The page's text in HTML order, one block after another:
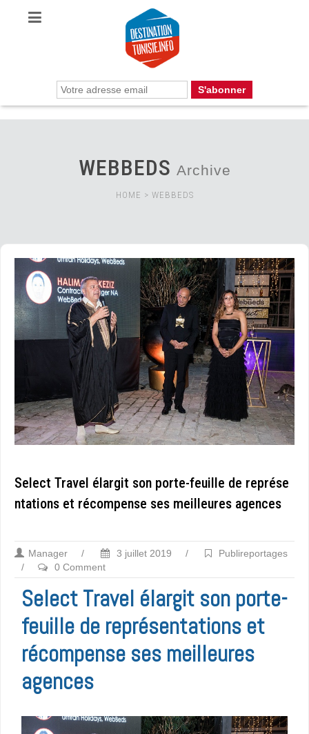
WEBBEDS Archive
HOME > WEBBEDS
Select Travel élargit son porte-feuille de représe
ntations et récompense ses meilleures agences
Manager / 3 juillet 2019 /
Publireportages
/
0 Comment
Select Travel élargit son porte-
feuille de représentations et
récompense ses meilleures
agences